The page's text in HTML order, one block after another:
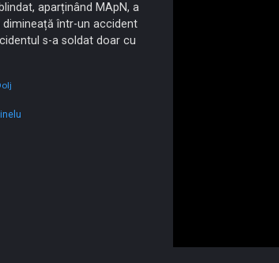
aparținând MApN, a
într-un accident
s-a soldat doar cu